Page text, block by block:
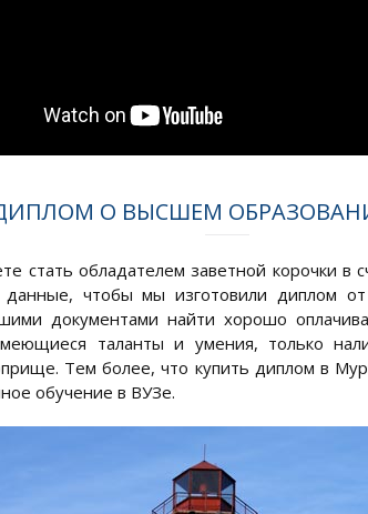
О ВЫСШЕМ
обладателем заветной корочки в
данные, чтобы мы изготовили диплом
документами найти хорошо
таланты и умения, только
Тем более, что купить диплом в
обучение в ВУЗе.